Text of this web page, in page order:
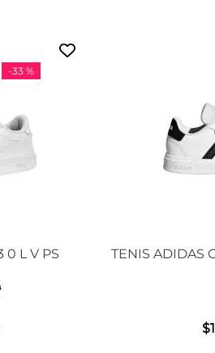
-33 %
0 L V PS TENIS ADIDAS
$